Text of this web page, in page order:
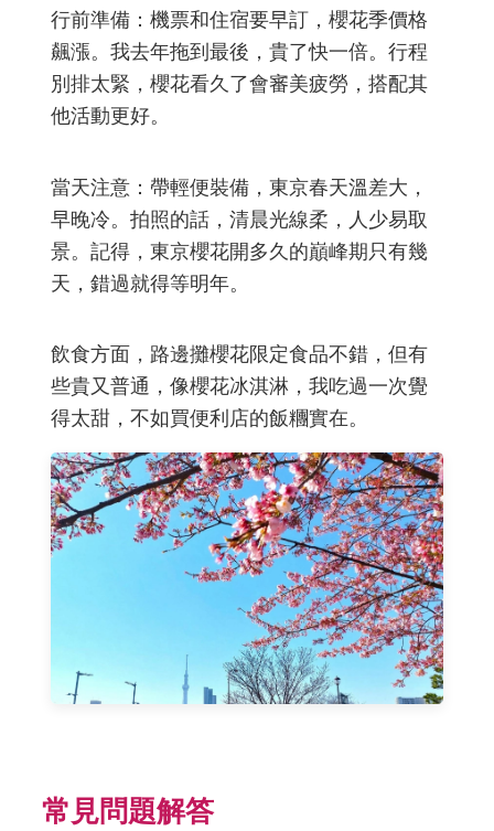
行前準備：機票和住宿要早訂，櫻花季價格
飆漲。我去年拖到最後，貴了快一倍。行程
別排太緊，櫻花看久了會審美疲勞，搭配其
他活動更好。
當天注意：帶輕便裝備，東京春天溫差大，
早晚冷。拍照的話，清晨光線柔，人少易取
景。記得，東京櫻花開多久的巔峰期只有幾
天，錯過就得等明年。
飲食方面，路邊攤櫻花限定食品不錯，但有
些貴又普通，像櫻花冰淇淋，我吃過一次覺
得太甜，不如買便利店的飯糰實在。
常見問題解答